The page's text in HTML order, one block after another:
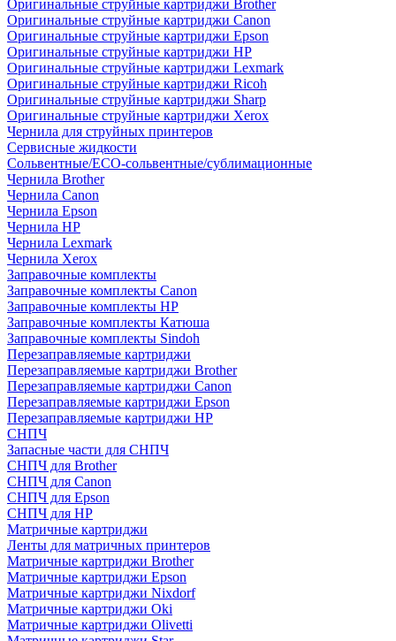
Оригинальные струйные картриджи Brother
Оригинальные струйные картриджи Canon
Оригинальные струйные картриджи Epson
Оригинальные струйные картриджи HP
Оригинальные струйные картриджи Lexmark
Оригинальные струйные картриджи Ricoh
Оригинальные струйные картриджи Sharp
Оригинальные струйные картриджи Xerox
Чернила для струйных принтеров
Сервисные жидкости
Сольвентные/ECO-сольвентные/сублимационные
Чернила Brother
Чернила Canon
Чернила Epson
Чернила HP
Чернила Lexmark
Чернила Xerox
Заправочные комплекты
Заправочные комплекты Canon
Заправочные комплекты HP
Заправочные комплекты Катюша
Заправочные комплекты Sindoh
Перезаправляемые картриджи
Перезаправляемые картриджи Brother
Перезаправляемые картриджи Canon
Перезаправляемые картриджи Epson
Перезаправляемые картриджи HP
СНПЧ
Запасные части для СНПЧ
СНПЧ для Brother
СНПЧ для Canon
СНПЧ для Epson
СНПЧ для HP
Матричные картриджи
Ленты для матричных принтеров
Матричные картриджи Brother
Матричные картриджи Epson
Матричные картриджи Nixdorf
Матричные картриджи Oki
Матричные картриджи Olivetti